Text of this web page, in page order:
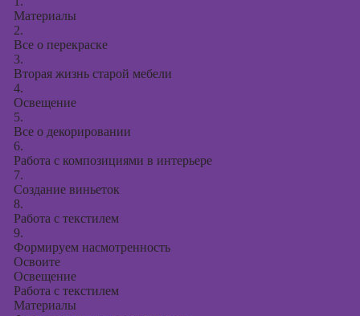
Материалы
2.
Все о перекраске
3.
Вторая жизнь старой мебели
4.
Освещение
5.
Все о декорировании
6.
Работа с композициями в интерьере
7.
Создание виньеток
8.
Работа с текстилем
9.
Формируем насмотренность
Освоите
Освещение
Работа с текстилем
Материалы